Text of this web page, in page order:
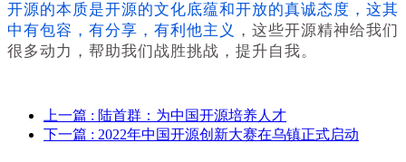
开源的本质是开源的文化底蕴和开放的真诚态度，这其
中有包容，有分享，有利他主义 ，这些开源精神给我们
很多动力，帮助我们战胜挑战，提升自我。
上一篇 : 陆首群：为中国开源培养人才
下一篇 : 2022年中国开源创新大赛在乌镇正式启动